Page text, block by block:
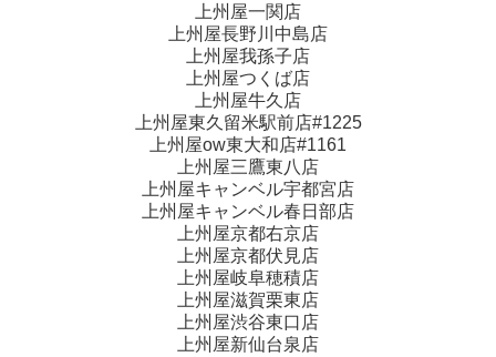
上州屋一関店
上州屋長野川中島店
上州屋我孫子店
上州屋つくば店
上州屋牛久店
上州屋東久留米駅前店#1225
上州屋ow東大和店#1161
上州屋三鷹東八店
上州屋キャンベル宇都宮店
上州屋キャンベル春日部店
上州屋京都右京店
上州屋京都伏見店
上州屋岐阜穂積店
上州屋滋賀栗東店
上州屋渋谷東口店
上州屋新仙台泉店